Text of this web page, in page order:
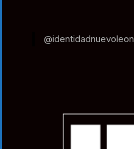
@identidadnuevoleon